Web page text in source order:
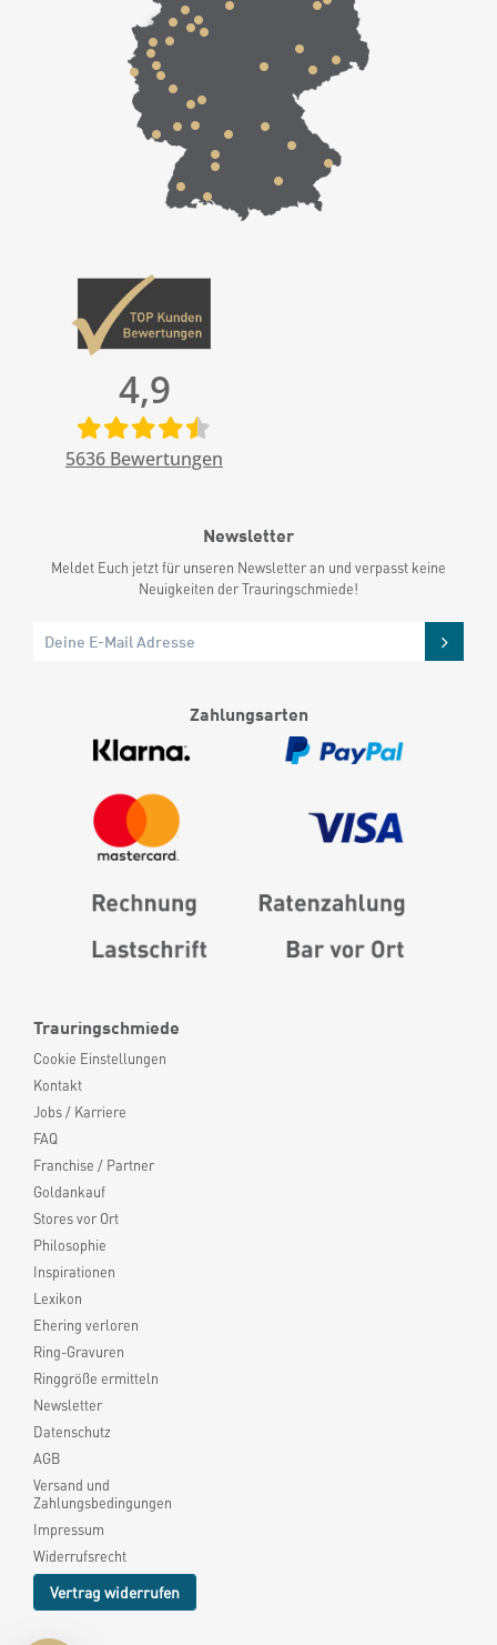
Trauringschmiede
Cookie Einstellungen
Kontakt
Jobs / Karriere
FAQ
Franchise / Partner
Goldankauf
Stores vor Ort
Philosophie
Inspirationen
Lexikon
Ehering verloren
Ring-Gravuren
Ringgröße ermitteln
Newsletter
Datenschutz
AGB
Versand und
Zahlungsbedingungen
Impressum
Widerrufsrecht
Vertrag widerrufen
4,9
5636 Bewertungen
Newsletter
Meldet Euch jetzt für unseren Newsletter an und verpasst keine
Neuigkeiten der Trauringschmiede!
Zahlungsarten